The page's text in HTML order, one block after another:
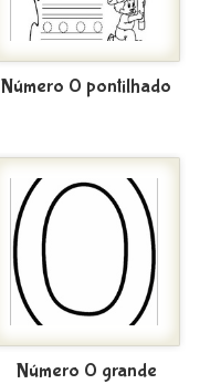
Número 0 pontilhado
Número 0 grande